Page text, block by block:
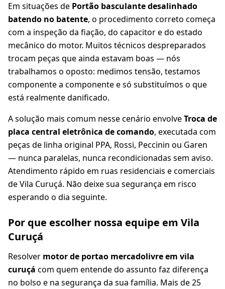
Em situações de Portão basculante desalinhado
batendo no batente, o procedimento correto começa
com a inspeção da fiação, do capacitor e do estado
mecânico do motor. Muitos técnicos despreparados
trocam peças que ainda estavam boas — nós
trabalhamos o oposto: medimos tensão, testamos
componente a componente e só substituímos o que
está realmente danificado.
A solução mais comum nesse cenário envolveTroca de
placa central eletrônica de comando, executada com
peças de linha original PPA, Rossi, Peccinin ou Garen
— nunca paralelas, nunca recondicionadas sem aviso.
Atendimento rápido em ruas residenciais e comerciais
de Vila Curuçá. Não deixe sua segurança em risco
esperando o dia seguinte.
Por que escolher nossa equipe em Vila
Curuçá
Resolver motor de portao mercadolivre em vila
curuçá com quem entende do assunto faz diferença
no bolso e na segurança da sua família. Mais de 25